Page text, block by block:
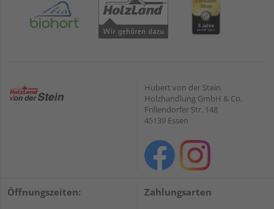
Hubert von der Stein
Holzhandlung GmbH & Co.
Frillendorfer Str. 148
45139 Essen
Öffnungszeiten: Zahlungsarten